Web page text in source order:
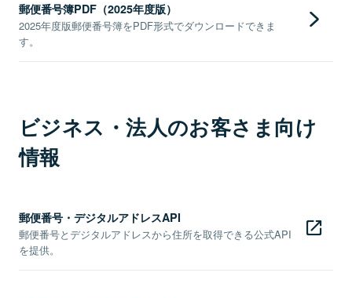
郵便番号簿PDF（2025年度版）
2025年度版郵便番号簿をPDF形式でダウンロードできま
す。
ビジネス・法人のお客さま向け
情報
郵便番号・デジタルアドレスAPI
郵便番号とデジタルアドレスから住所を取得できる公式API
を提供。